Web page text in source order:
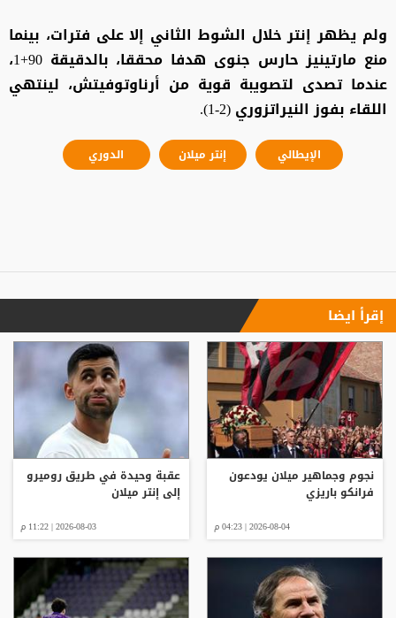
ولم يظهر إنتر خلال الشوط الثاني إلا على فترات، بينما
منع مارتينيز حارس جنوى هدفا محققا، بالدقيقة 90+1،
عندما تصدى لتصويبة قوية من أرناوتوفيتش، لينتهي
اللقاء بفوز النيراتزوري (2-1).
الإيطالي إنتر ميلان الدوري
إقرأ ايضا
نجوم وجماهير ميلان يودعون
فرانكو باريزي
2026-08-04 | 04:23 م
عقبة وحيدة في طريق روميرو
إلى إنتر ميلان
2026-08-03 | 11:22 م